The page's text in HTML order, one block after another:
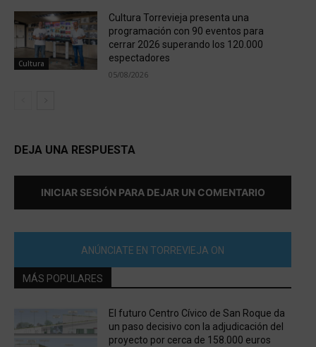
Cultura
Cultura Torrevieja presenta una
programación con 90 eventos para
cerrar 2026 superando los 120.000
espectadores
05/08/2026
DEJA UNA RESPUESTA
INICIAR SESIÓN PARA DEJAR UN COMENTARIO
ANÚNCIATE EN TORREVIEJA ON
MÁS POPULARES
El futuro Centro Cívico de San Roque da
un paso decisivo con la adjudicación del
proyecto por cerca de 158.000 euros